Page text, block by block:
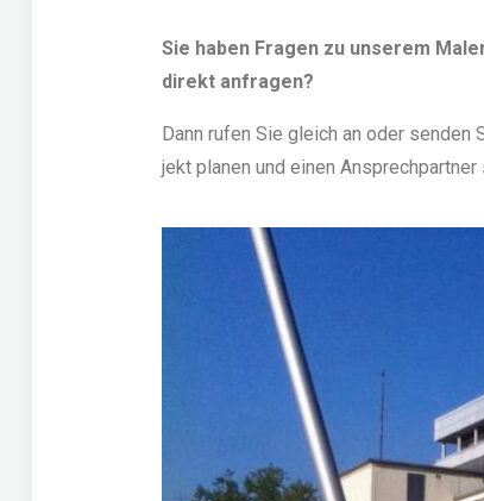
Sie haben Fra­gen zu unse­rem
direkt anfra­gen?
Dann rufen Sie gleich an oder sen­den
jekt pla­nen und einen